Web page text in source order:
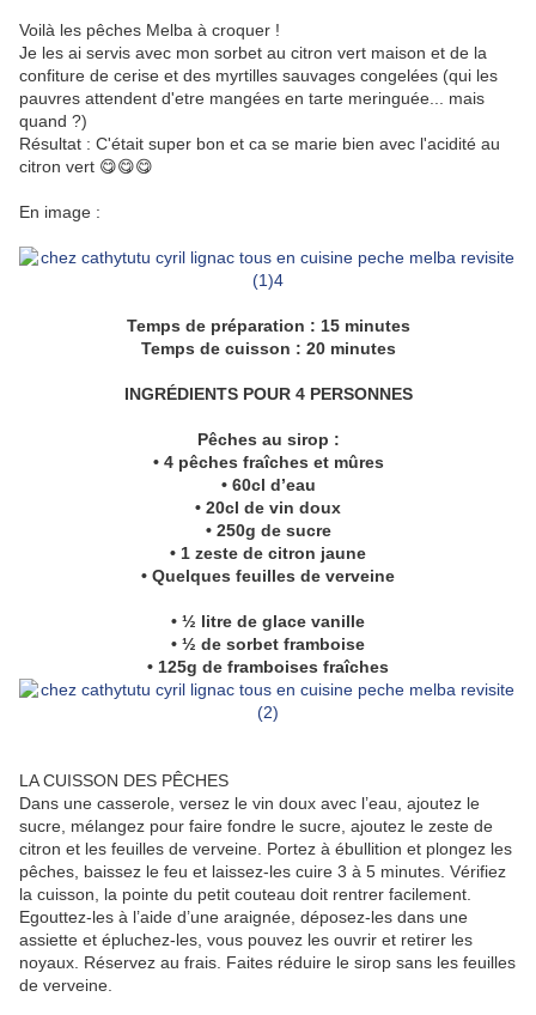
Voilà les pêches Melba à croquer !
Je les ai servis avec mon sorbet au citron vert maison et de la
confiture de cerise et des myrtilles sauvages congelées (qui les
pauvres attendent d'etre mangées en tarte meringuée... mais
quand ?)
Résultat : C'était super bon et ca se marie bien avec l'acidité au
citron vert 😋😋😋
En image :
Temps de préparation : 15 minutes
Temps de cuisson : 20 minutes
INGRÉDIENTS POUR 4 PERSONNES
Pêches au sirop :
• 4 pêches fraîches et mûres
• 60cl d’eau
• 20cl de vin doux
• 250g de sucre
• 1 zeste de citron jaune
• Quelques feuilles de verveine
• ½ litre de glace vanille
• ½ de sorbet framboise
• 125g de framboises fraîches
LA CUISSON DES PÊCHES
Dans une casserole, versez le vin doux avec l’eau, ajoutez le
sucre, mélangez pour faire fondre le sucre, ajoutez le zeste de
citron et les feuilles de verveine. Portez à ébullition et plongez les
pêches, baissez le feu et laissez-les cuire 3 à 5 minutes. Vérifiez
la cuisson, la pointe du petit couteau doit rentrer facilement.
Egouttez-les à l’aide d’une araignée, déposez-les dans une
assiette et épluchez-les, vous pouvez les ouvrir et retirer les
noyaux. Réservez au frais. Faites réduire le sirop sans les feuilles
de verveine.